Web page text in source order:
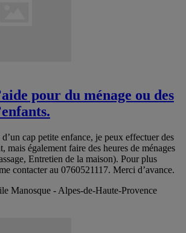
pour du ménage ou des
cap petite enfance, je peux effectuer des
mais également faire des heures de ménages
Entretien de la maison). Pour plus
contacter au 0760521117. Merci d’avance.
Manosque - Alpes-de-Haute-Provence